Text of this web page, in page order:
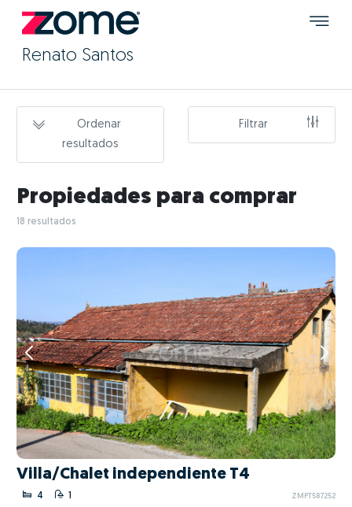
Renato Santos
Ordenar
resultados
Filtrar
Propiedades para comprar
18 resultados
Villa/Chalet independiente T4
4 1 ZMPT587252